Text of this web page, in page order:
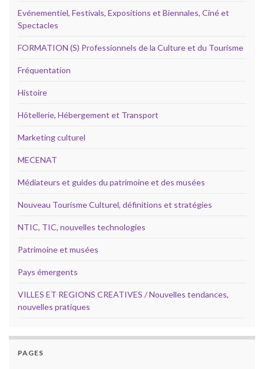
Evénementiel, Festivals, Expositions et Biennales, Ciné et
Spectacles
FORMATION (S) Professionnels de la Culture et du Tourisme
Fréquentation
Histoire
Hôtellerie, Hébergement et Transport
Marketing culturel
MECENAT
Médiateurs et guides du patrimoine et des musées
Nouveau Tourisme Culturel, définitions et stratégies
NTIC, TIC, nouvelles technologies
Patrimoine et musées
Pays émergents
VILLES ET REGIONS CREATIVES / Nouvelles tendances,
nouvelles pratiques
PAGES